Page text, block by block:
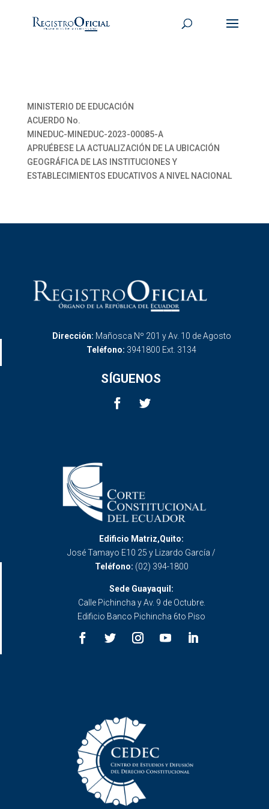
MINISTERIO DE EDUCACIÓN
ACUERDO No.
MINEDUC-MINEDUC-2023-00085-A
APRUÉBESE LA ACTUALIZACIÓN DE LA UBICACIÓN
GEOGRÁFICA DE LAS INSTITUCIONES Y
ESTABLECIMIENTOS EDUCATIVOS A NIVEL NACIONAL
Dirección: Mañosca Nº 201 y Av. 10 de Agosto
Teléfono: 3941800 Ext. 3134
SÍGUENOS
Edificio Matriz,Quito:
José Tamayo E10 25 y Lizardo García /
Teléfono: (02) 394-1800
Sede Guayaquil:
Calle Pichincha y Av. 9 de Octubre.
Edificio Banco Pichincha 6to Piso